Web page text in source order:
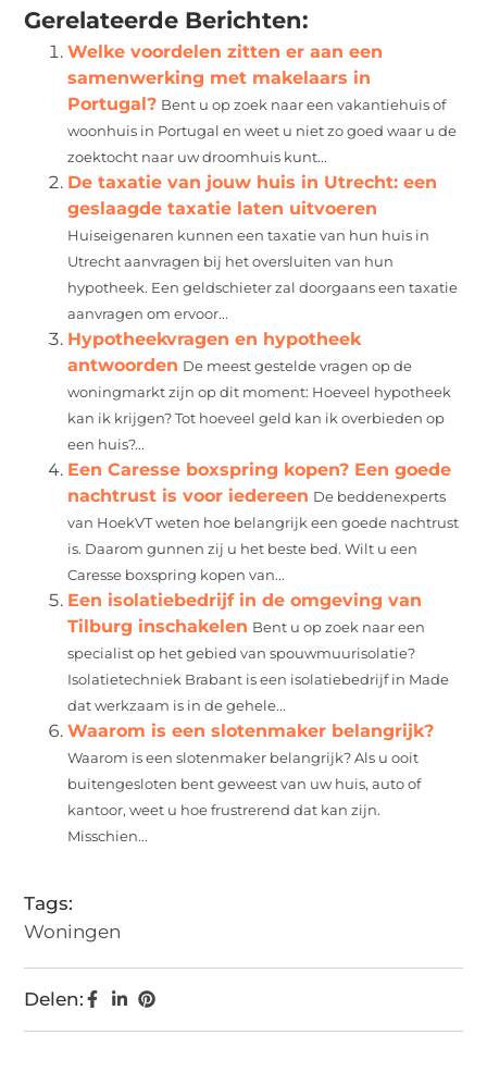
Gerelateerde Berichten:
Welke voordelen zitten er aan een
samenwerking met makelaars in
Portugal? Bent u op zoek naar een vakantiehuis of
woonhuis in Portugal en weet u niet zo goed waar u de
zoektocht naar uw droomhuis kunt...
De taxatie van jouw huis in Utrecht: een
geslaagde taxatie laten uitvoeren
Huiseigenaren kunnen een taxatie van hun huis in
Utrecht aanvragen bij het oversluiten van hun
hypotheek. Een geldschieter zal doorgaans een taxatie
aanvragen om ervoor...
Hypotheekvragen en hypotheek
antwoorden De meest gestelde vragen op de
woningmarkt zijn op dit moment: Hoeveel hypotheek
kan ik krijgen? Tot hoeveel geld kan ik overbieden op
een huis?...
Een Caresse boxspring kopen? Een goede
nachtrust is voor iedereen De beddenexperts
van HoekVT weten hoe belangrijk een goede nachtrust
is. Daarom gunnen zij u het beste bed. Wilt u een
Caresse boxspring kopen van...
Een isolatiebedrijf in de omgeving van
Tilburg inschakelen Bent u op zoek naar een
specialist op het gebied van spouwmuurisolatie?
Isolatietechniek Brabant is een isolatiebedrijf in Made
dat werkzaam is in de gehele...
Waarom is een slotenmaker belangrijk?
Waarom is een slotenmaker belangrijk? Als u ooit
buitengesloten bent geweest van uw huis, auto of
kantoor, weet u hoe frustrerend dat kan zijn.
Misschien...
Tags:
Woningen
Delen: